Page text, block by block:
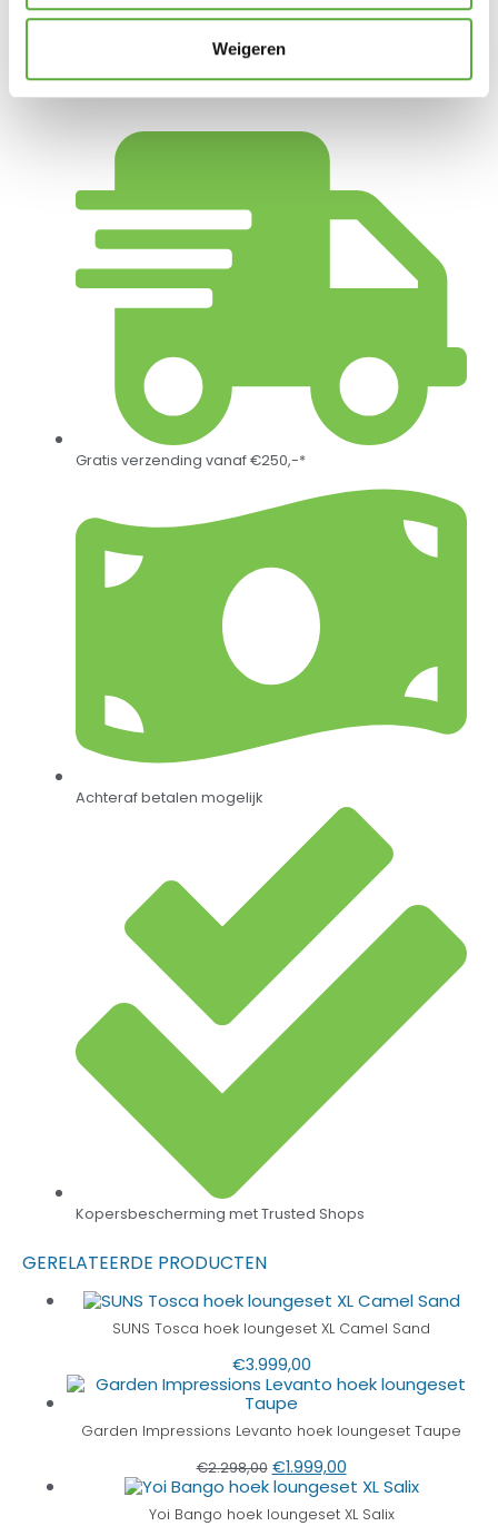
Weigeren
SKU
214414 + 214413
Gratis verzending vanaf €250,-*
Achteraf betalen mogelijk
Kopersbescherming met Trusted Shops
GERELATEERDE PRODUCTEN
SUNS Tosca hoek loungeset XL Camel Sand
€3.999,00
Garden Impressions Levanto hoek loungeset Taupe
€2.298,00 €1.999,00
Yoi Bango hoek loungeset XL Salix